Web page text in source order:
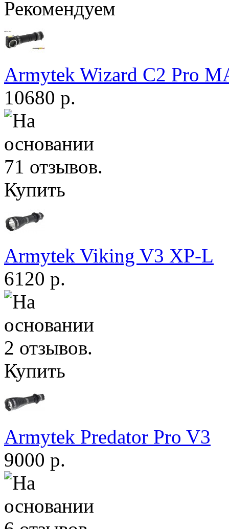
Рекомендуем
Armytek Wizard С2 Pro
10680 р.
Купить
Armytek Viking V3 XP-L
6120 р.
Купить
Armytek Predator Pro V3
9000 р.